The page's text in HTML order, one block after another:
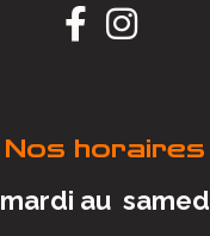
 
Nos horaires
mardi au